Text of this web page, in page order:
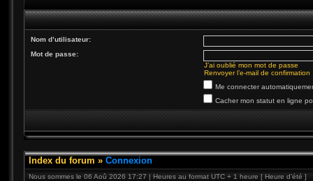
Nom d’utilisateur:
Mot de passe:
J’ai oublié mon mot de passe
Renvoyer l’e-mail de confirmation
Me connecter
Cacher mon statut en ligne
Index du forum » Connexion
Nous sommes le 06 Aoû 2026 17:27 | Heures au format UTC + 1 heure [ Heure d’été ]